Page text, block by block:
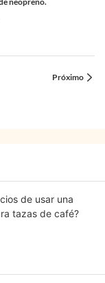
Próximo
de usar una
tazas de café?